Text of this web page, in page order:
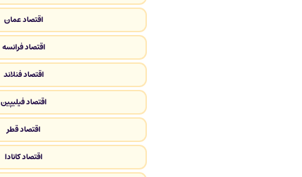
اقتصاد عمان
اقتصاد فرانسه
اقتصاد فنلاند
اقتصاد فیلیپین
اقتصاد قطر
اقتصاد کانادا